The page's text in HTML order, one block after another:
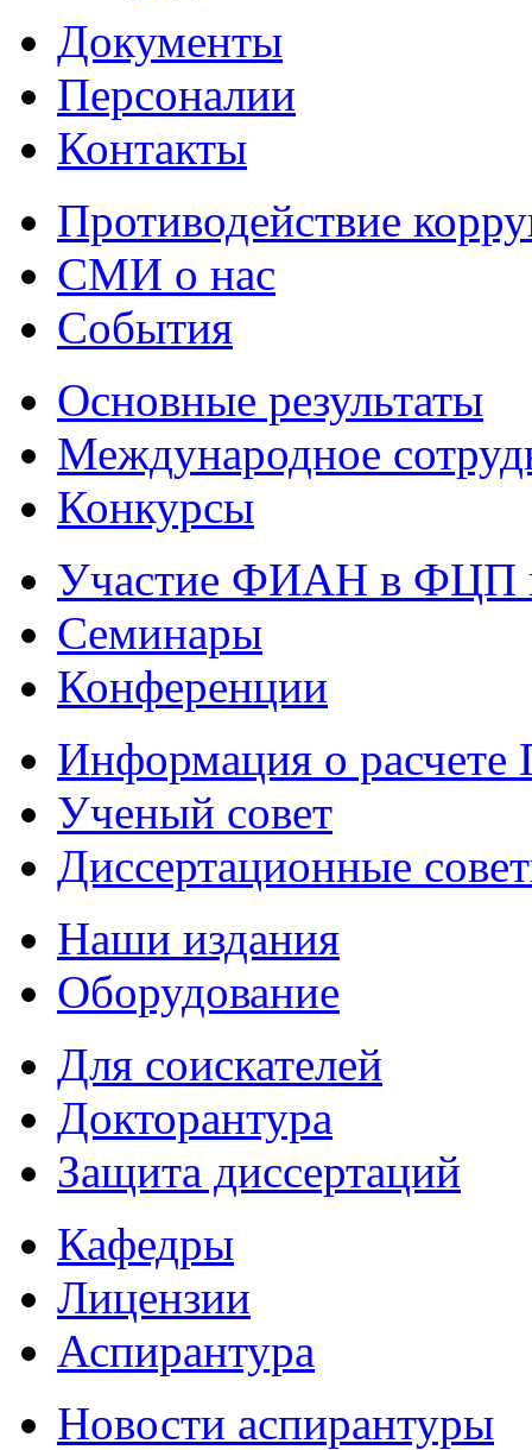
Документы
Персоналии
Контакты
Противодействие
СМИ о нас
События
Основные результаты
Международное
Конкурсы
Участие ФИАН в ФЦП
Семинары
Конференции
Информация о
Ученый совет
Диссертационные
Наши издания
Оборудование
Для соискателей
Докторантура
Защита диссертаций
Кафедры
Лицензии
Аспирантура
Новости аспирантуры